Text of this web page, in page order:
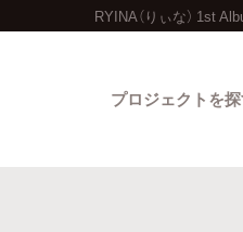
RYINA（りぃな） 1st
プロジェクトを